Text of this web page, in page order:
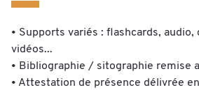
• Supports variés : flashcards, audio,
vidéos...
• Bibliographie / sitographie remise
• Attestation de présence délivrée